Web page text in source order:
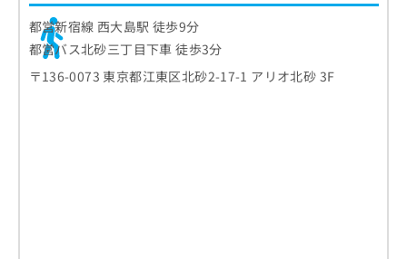
都営新宿線 西大島駅 徒歩9分
都営バス北砂三丁目下車 徒歩3分
〒136-0073 東京都江東区北砂2-17-1 アリオ北砂 3F